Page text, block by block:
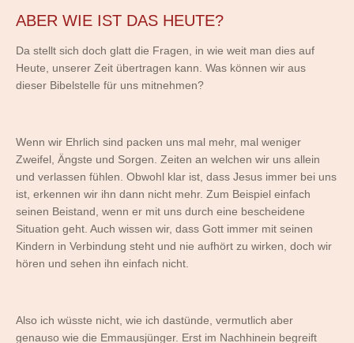
ABER WIE IST DAS HEUTE?
Da stellt sich doch glatt die Fragen, in wie weit man dies auf
Heute, unserer Zeit übertragen kann. Was können wir aus
dieser Bibelstelle für uns mitnehmen?
Wenn wir Ehrlich sind packen uns mal mehr, mal weniger
Zweifel, Ängste und Sorgen. Zeiten an welchen wir uns allein
und verlassen fühlen. Obwohl klar ist, dass Jesus immer bei uns
ist, erkennen wir ihn dann nicht mehr. Zum Beispiel einfach
seinen Beistand, wenn er mit uns durch eine bescheidene
Situation geht. Auch wissen wir, dass Gott immer mit seinen
Kindern in Verbindung steht und nie aufhört zu wirken, doch wir
hören und sehen ihn einfach nicht.
Also ich wüsste nicht, wie ich dastünde, vermutlich aber
genauso wie die Emmausjünger. Erst im Nachhinein begreift